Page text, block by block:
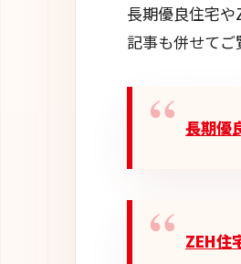
長期優良住宅
記事も併せてご
長期優
ZEH住